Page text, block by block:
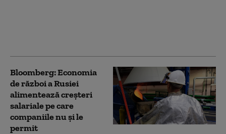
Bloomberg: Economia
de război a Rusiei
alimentează creşteri
salariale pe care
companiile nu şi le
permit